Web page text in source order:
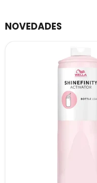
NOVEDADES